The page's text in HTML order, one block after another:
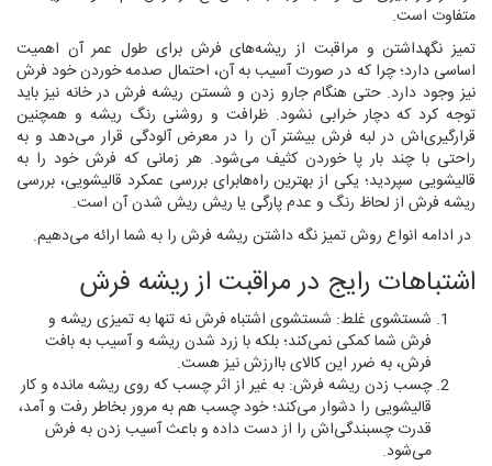
متفاوت است.
تمیز نگهداشتن و مراقبت از ریشه‌های فرش برای طول عمر آن اهمیت
اساسی دارد؛ چرا که در صورت آسیب به آن، احتمال صدمه خوردن خود فرش
نیز وجود دارد. حتی هنگام جارو زدن و شستن ریشه فرش در خانه نیز باید
توجه کرد که دچار خرابی نشود. ظرافت و روشنی رنگ ریشه و همچنین
قرارگیری‌اش در لبه فرش بیشتر آن را در معرض آلودگی قرار می‌دهد و به
راحتی با چند بار پا خوردن کثیف می‌شود. هر زمانی که فرش خود را به
قالیشویی سپردید؛ یکی از بهترین راه‌هابرای بررسی عمکرد قالیشویی، بررسی
ریشه فرش از لحاظ رنگ و عدم پارگی یا ریش ریش شدن آن است.
در ادامه انواع روش تمیز نگه داشتن ریشه فرش را به شما ارائه می‌دهیم.
اشتباهات رایج در مراقبت از ریشه فرش
شستشوی غلط: شستشوی اشتباه فرش نه تنها به تمیزی ریشه و
فرش شما کمکی نمی‌کند؛ بلکه با زرد شدن ریشه و آسیب به بافت
فرش، به ضرر این کالای باارزش نیز هست.
چسب زدن ریشه فرش: به غیر از اثر چسب که روی ریشه مانده و کار
قالیشویی را دشوار می‌کند؛ خود چسب هم به مرور بخاطر رفت و آمد،
قدرت چسبندگی‌اش را از دست داده و باعث آسیب زدن به فرش
می‌شود.